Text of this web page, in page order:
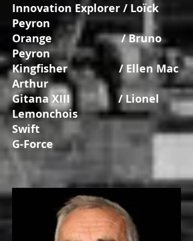
Innovation Explorer / Loïck
Peyron
Orange / Bruno
Peyron
Kingfisher / Ellen Mac
Arthur
Gitana XIII / Lionel
Lemonchois
Swift
G-Force